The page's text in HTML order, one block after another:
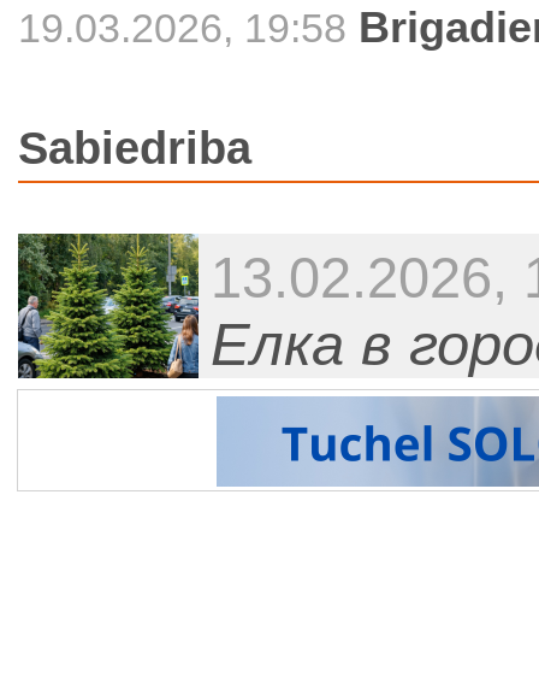
19.03.2026, 19:58
Sabiedriba
13.02.2026,
Елка в